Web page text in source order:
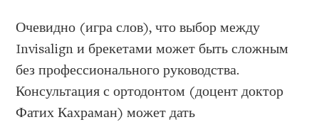
Очевидно (игра слов), что выбор между
Invisalign и брекетами может быть сложным
без профессионального руководства.
Консультация с ортодонтом (доцент доктор
Фатих Кахраман) может дать